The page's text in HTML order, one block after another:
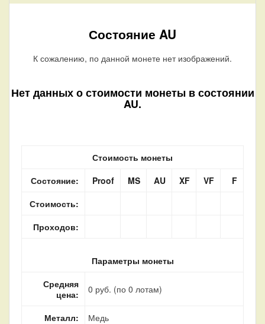
Состояние AU
К сожалению, по данной монете нет изображений.
Нет данных о стоимости монеты в состоянии
AU.
Стоимость монеты
Состояние:
Proof MS AU XF VF
F
Стоимость:
Проходов:
Параметры монеты
Средняя
цена:
0 руб. (по 0 лотам)
Металл:
Медь